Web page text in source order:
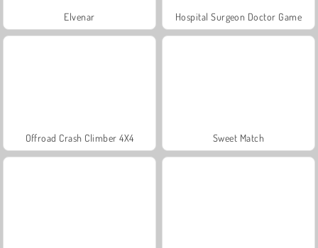
Elvenar Hospital Surgeon Doctor Game
Offroad Crash Climber 4X4 Sweet Match